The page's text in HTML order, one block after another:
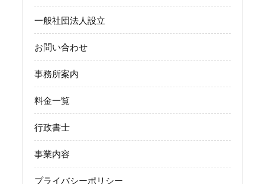
一般社団法人設立
お問い合わせ
事務所案内
料金一覧
行政書士
事業内容
プライバシーポリシー